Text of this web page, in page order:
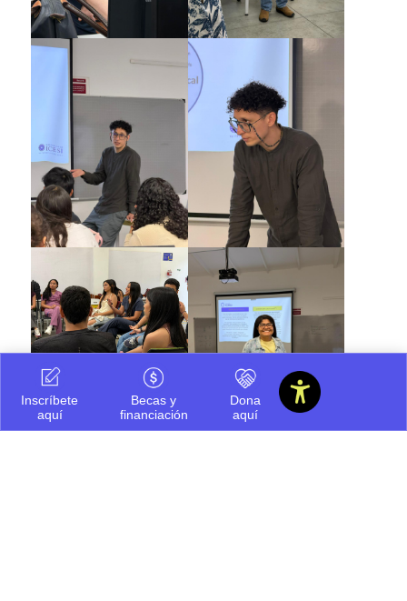
Inscríbete
aquí
Becas y
financiación
Dona
aquí